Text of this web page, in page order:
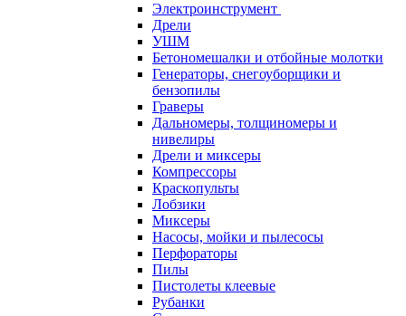
Электроинструмент
Дрели
УШМ
Бетономешалки и отбойные молотки
Генераторы, снегоуборщики и
бензопилы
Граверы
Дальномеры, толщиномеры и
нивелиры
Дрели и миксеры
Компрессоры
Краскопульты
Лобзики
Миксеры
Насосы, мойки и пылесосы
Перфораторы
Пилы
Пистолеты клеевые
Рубанки